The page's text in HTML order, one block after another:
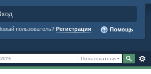
пользователь? Регистрация Помощь
Пользователи